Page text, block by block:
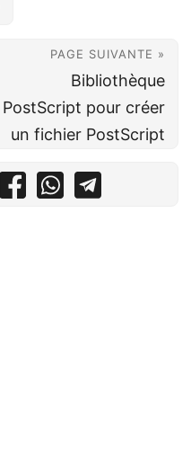
PAGE SUIVANTE »
Bibliothèque
PostScript pour créer
un fichier PostScript